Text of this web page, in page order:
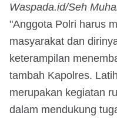
Waspada.id/Seh
"Anggota Polri harus
masyarakat dan
keterampilan
tambah Kapolres.
merupakan kegiatan
dalam mendukung